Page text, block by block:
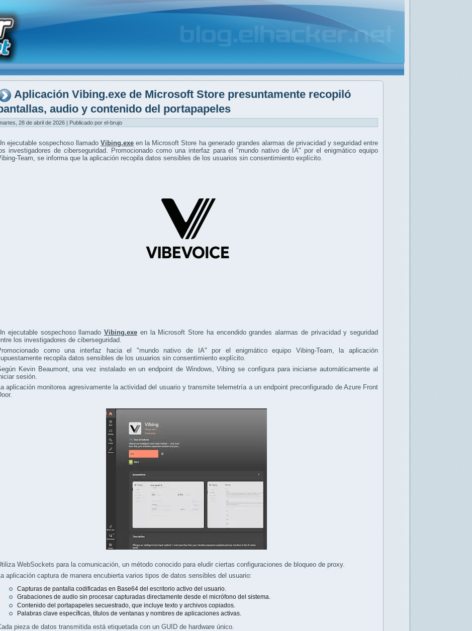
Aplicación Vibing.exe de Microsoft Store presuntamente recopiló
audio y contenido del portapapeles
28 de abril de 2026 | Publicado por el-brujo
ejecutable sospechoso llamadoVibing.exe en la Microsoft Store ha generado grandes alarmas de privacidad y seguridad entre
investigadores de ciberseguridad. Promocionado como una interfaz para el "mundo nativo de IA" por el enigmático equipo
Team, se informa que la aplicación recopila datos sensibles de los usuarios sin consentimiento explícito.
ejecutable sospechoso llamado Vibing.exe en la Microsoft Store ha encendido grandes alarmas de privacidad y seguridad
los investigadores de ciberseguridad.
como una interfaz hacia el "mundo nativo de IA" por el enigmático equipo Vibing-Team, la aplicación
recopila datos sensibles de los usuarios sin consentimiento explícito.
Kevin Beaumont, una vez instalado en un endpoint de Windows, Vibing se configura para iniciarse automáticamente al
sesión.
aplicación monitorea agresivamente la actividad del usuario y transmite telemetría a un endpoint preconfigurado de Azure Front
WebSockets para la comunicación, un método conocido para eludir ciertas configuraciones de bloqueo de proxy.
La aplicación captura de manera encubierta varios tipos de datos sensibles del usuario:
Capturas de pantalla codificadas en Base64 del escritorio activo del usuario.
Grabaciones de audio sin procesar capturadas directamente desde el micrófono del sistema.
Contenido del portapapeles secuestrado, que incluye texto y archivos copiados.
Palabras clave específicas, títulos de ventanas y nombres de aplicaciones activas.
pieza de datos transmitida está etiquetada con un GUID de hardware único.